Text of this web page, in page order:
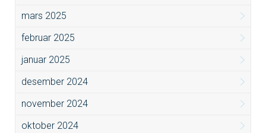
mars 2025
februar 2025
januar 2025
desember 2024
november 2024
oktober 2024